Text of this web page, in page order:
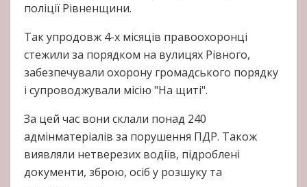
поліції Рівненщини.
Так упродовж 4-х місяців правоохоронці
стежили за порядком на вулицях Рівного,
забезпечували охорону громадського порядку
і супроводжували місію "На щиті".
За цей час вони склали понад 240
адмінматеріалів за порушення ПДР. Також
виявляли нетверезих водіїв, підроблені
документи, зброю, осіб у розшуку та